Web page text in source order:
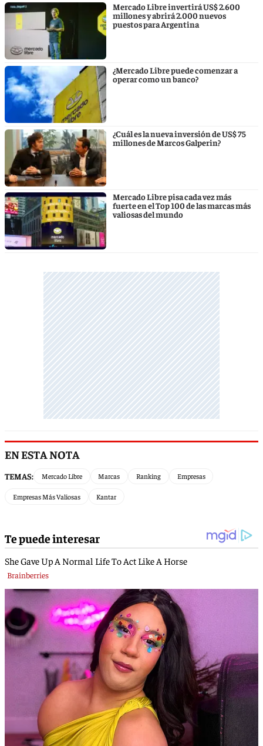
Mercado Libre invertirá US$ 2.600
millones y abrirá 2.000 nuevos
puestos para Argentina
¿Mercado Libre puede comenzar a
operar como un banco?
¿Cuál es la nueva inversión de US$ 75
millones de Marcos Galperin?
Mercado Libre pisa cada vez más
fuerte en el Top 100 de las marcas más
valiosas del mundo
EN ESTA NOTA
TEMAS: Mercado Libre Marcas Ranking Empresas
Empresas Más Valiosas Kantar